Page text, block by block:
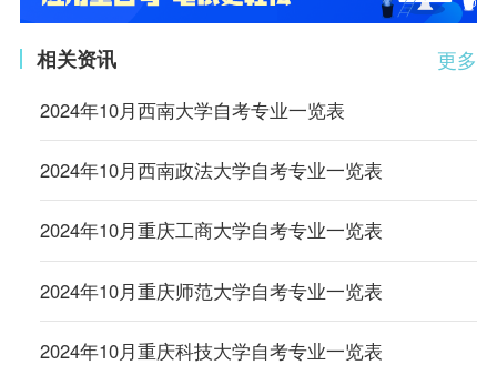
更多
相关资讯
2024年10月西南大学自考专业一览表
2024年10月西南政法大学自考专业一览表
2024年10月重庆工商大学自考专业一览表
2024年10月重庆师范大学自考专业一览表
2024年10月重庆科技大学自考专业一览表